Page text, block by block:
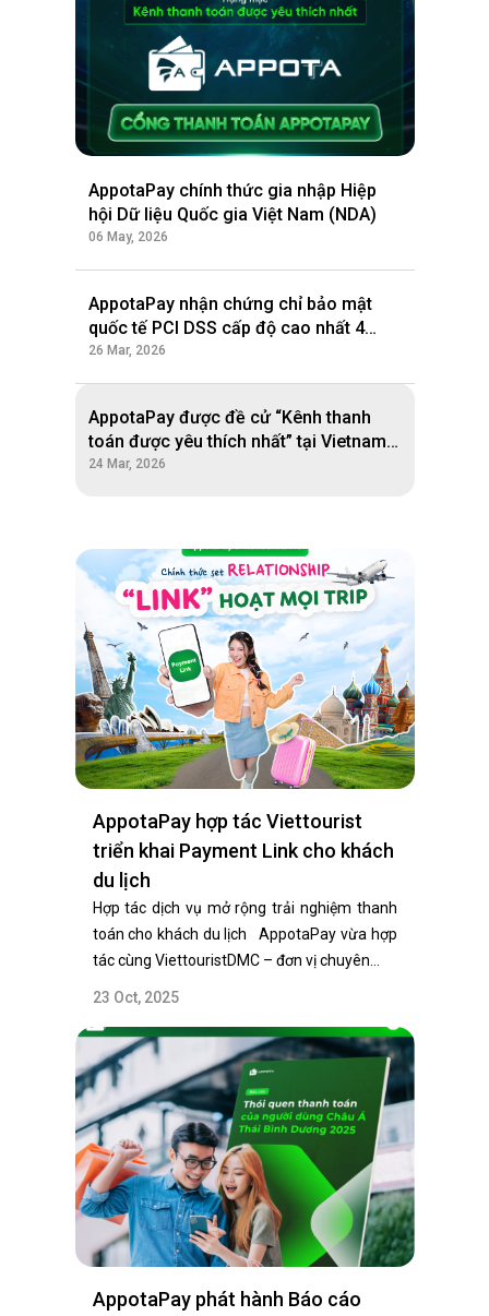
AppotaPay chính thức gia nhập Hiệp
hội Dữ liệu Quốc gia Việt Nam (NDA)
06 May, 2026
AppotaPay nhận chứng chỉ bảo mật
quốc tế PCI DSS cấp độ cao nhất 4
năm liên tiếp
26 Mar, 2026
AppotaPay được đề cử “Kênh thanh
toán được yêu thích nhất” tại Vietnam
Game Awards 2026
24 Mar, 2026
AppotaPay hợp tác Viettourist
triển khai Payment Link cho khách
du lịch
Hợp tác dịch vụ mở rộng trải nghiệm thanh
toán cho khách du lịch AppotaPay vừa hợp
tác cùng ViettouristDMC – đơn vị chuyên…
23 Oct, 2025
AppotaPay phát hành Báo cáo